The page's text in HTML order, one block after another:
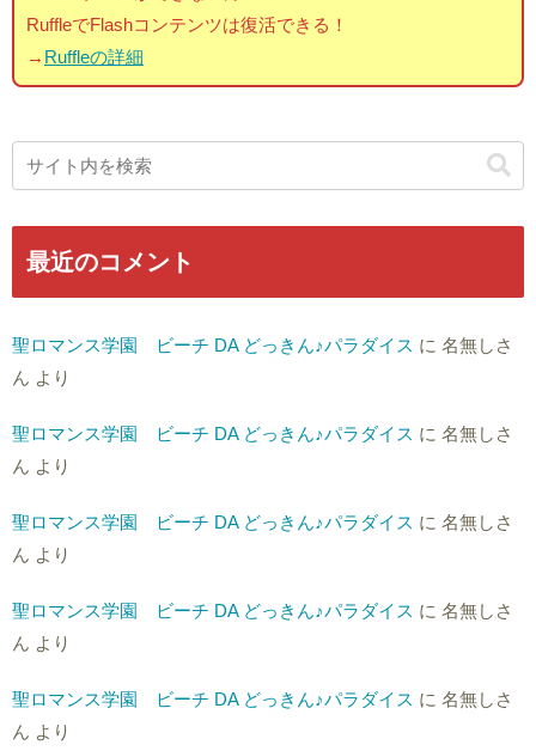
RuffleでFlashコンテンツは復活できる！
→ Ruffleの詳細
最近のコメント
聖ロマンス学園 ビーチ DA どっきん♪パラダイス に 名無しさ
ん より
聖ロマンス学園 ビーチ DA どっきん♪パラダイス に 名無しさ
ん より
聖ロマンス学園 ビーチ DA どっきん♪パラダイス に 名無しさ
ん より
聖ロマンス学園 ビーチ DA どっきん♪パラダイス に 名無しさ
ん より
聖ロマンス学園 ビーチ DA どっきん♪パラダイス に 名無しさ
ん より